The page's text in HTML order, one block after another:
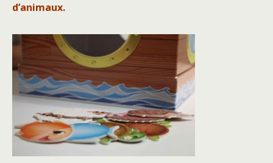
d’animaux.